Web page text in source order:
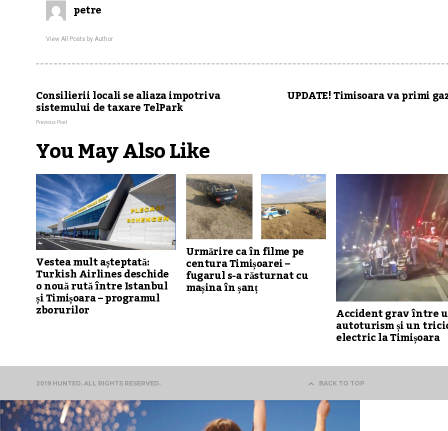
petre
View All Posts by Author
Consilierii locali se aliaza impotriva
sistemului de taxare TelPark
Previous Post
UPDATE! Timisoara va primi
You May Also Like
Vestea mult așteptată:
Turkish Airlines deschide
o nouă rută între Istanbul
și Timișoara – programul
zborurilor
Urmărire ca în filme pe
centura Timișoarei –
fugarul s-a răsturnat cu
mașina în șanț
Accident grav între
autoturism și un
electric la Timișoara
2019 HUNTED. ALL RIGHTS RESERVED. BACK TO TOP